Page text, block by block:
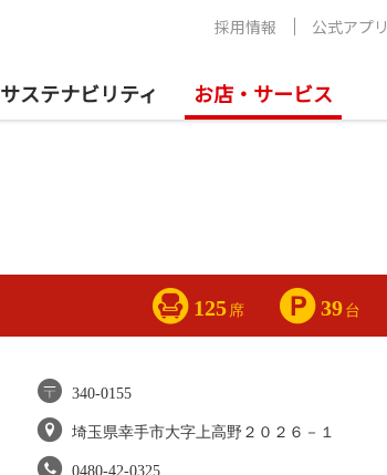
サステナビリティ お店・サービス
採用情報 公式アプリ
125 席 39 台
340-0155
埼玉県幸手市大字上高野２０２６－１
0480-42-0325